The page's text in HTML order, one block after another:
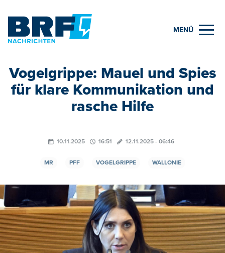
MENÜ
Vogelgrippe: Mauel und Spies
für klare Kommunikation und
rasche Hilfe
10.11.2025 16:51 12.11.2025 - 06:46
MR PFF VOGELGRIPPE WALLONIE